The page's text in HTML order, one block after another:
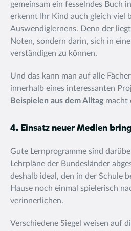
gemeinsam ein fesselndes Buch
erkennt Ihr Kind auch gleich viel
Auswendiglernens. Denn der
Noten, sondern darin, sich in
verständigen zu können.
Und das kann man auf alle
innerhalb eines interessanten
Beispielen aus dem Alltag macht
4. Einsatz neuer Medien
Gute Lernprogramme sind
Lehrpläne der Bundesländer
deshalb ideal, den in der Schule
Hause noch einmal spielerisch
verinnerlichen.
Verschiedene Siegel weisen auf